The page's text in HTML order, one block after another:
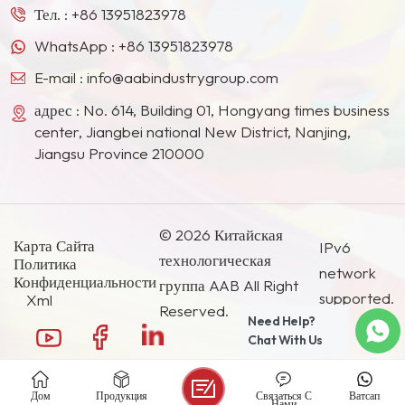
Корее и других странах и регионах.
Тел. : +86 13951823978
WhatsApp : +86 13951823978
E-mail : info@aabindustrygroup.com
адрес : No. 614, Building 01, Hongyang times business
center, Jiangbei national New District, Nanjing,
Jiangsu Province 210000
Карта Сайта
Политика
Конфиденциальности
Xml
© 2026 Китайская
технологическая
группа AAB All Right
Reserved.
IPv6
network
supported.
Дом Продукция Ватсап
Связаться С
Need Help?
Chat With Us